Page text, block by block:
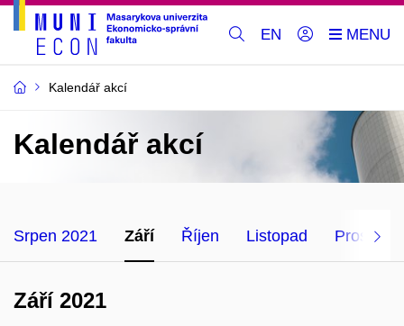
EN
Kalendář akcí
Kalendář akcí
Srpen 2021 Září Říjen Listopad Prosinec
Září 2021